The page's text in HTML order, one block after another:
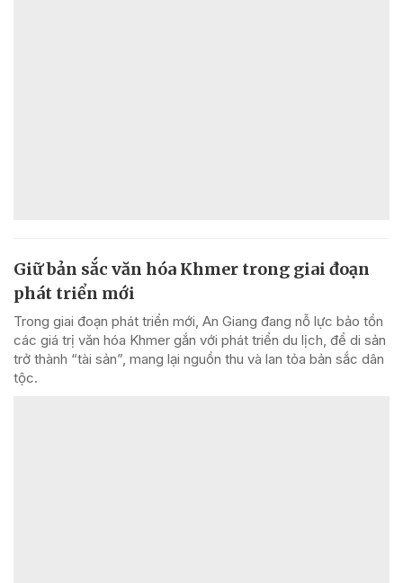
Giữ bản sắc văn hóa Khmer trong giai đoạn
phát triển mới
Trong giai đoạn phát triển mới, An Giang đang nỗ lực bảo tồn
các giá trị văn hóa Khmer gắn với phát triển du lịch, để di sản
trở thành “tài sản”, mang lại nguồn thu và lan tỏa bản sắc dân
tộc.